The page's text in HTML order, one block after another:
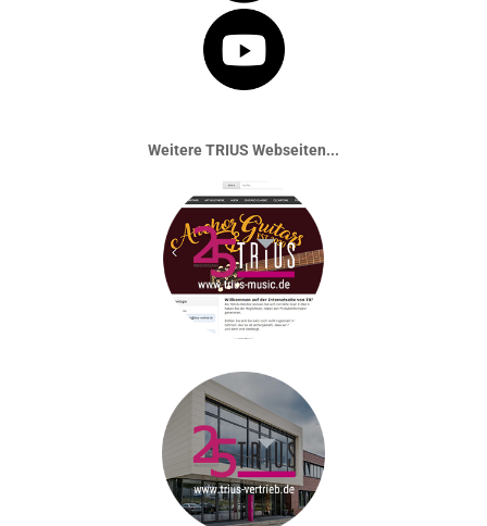
Weitere TRIUS Webseiten...